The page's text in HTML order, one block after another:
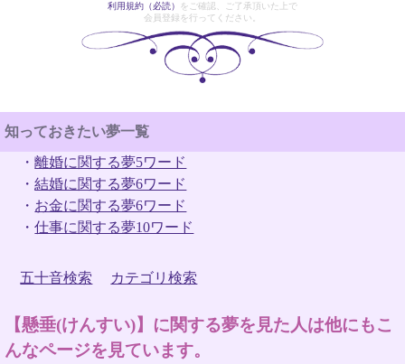
利用規約（必読）
をご確認、ご了承頂いた上で
会員登録を行ってください。
知っておきたい夢一覧
・離婚に関する夢5ワード
・結婚に関する夢6ワード
・ お金に関する夢6ワード
・仕事に関する夢10ワード
五十音検索 カテゴリ検索
【懸垂(けんすい)】に関する夢を見た人は他にもこ
んなページを見ています。